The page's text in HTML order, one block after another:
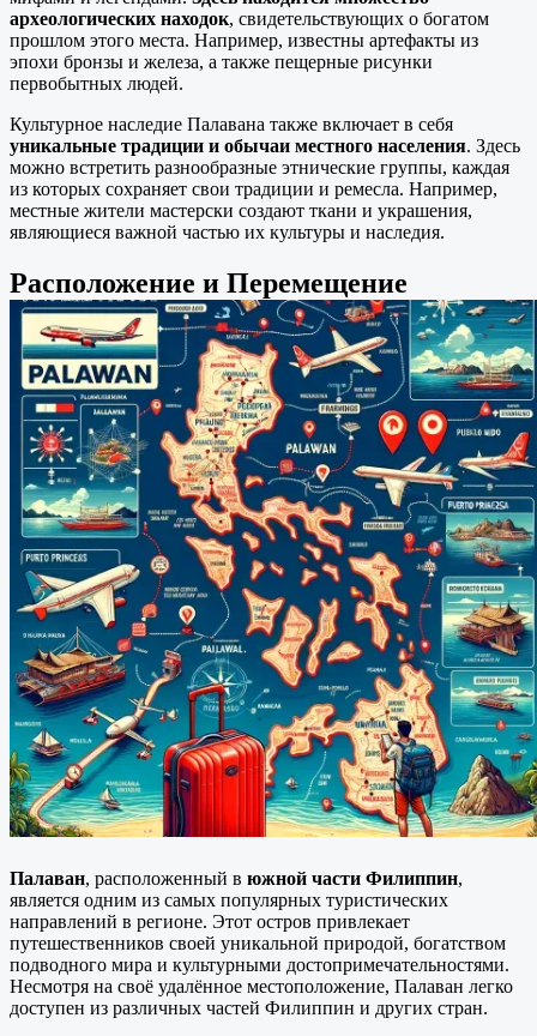
археологических находок, свидетельствующих о богатом
прошлом этого места. Например, известны артефакты из
эпохи бронзы и железа, а также пещерные рисунки
первобытных людей.
Культурное наследие Палавана также включает в себя
уникальные традиции и обычаи местного населения. Здесь
можно встретить разнообразные этнические группы, каждая
из которых сохраняет свои традиции и ремесла. Например,
местные жители мастерски создают ткани и украшения,
являющиеся важной частью их культуры и наследия.
Расположение и Перемещение
Палаван, расположенный в южной части Филиппин,
является одним из самых популярных туристических
направлений в регионе. Этот остров привлекает
путешественников своей уникальной природой, богатством
подводного мира и культурными достопримечательностями.
Несмотря на своё удалённое местоположение, Палаван легко
доступен из различных частей Филиппин и других стран.